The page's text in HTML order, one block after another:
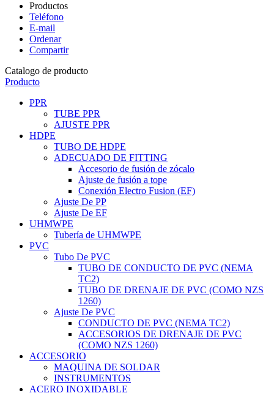
Productos
Teléfono
E-mail
Ordenar
Compartir
Catalogo de producto
Producto
PPR
TUBE PPR
AJUSTE PPR
HDPE
TUBO DE HDPE
ADECUADO DE FITTING
Accesorio de fusión de zócalo
Ajuste de fusión a tope
Conexión Electro Fusion (EF)
Ajuste De PP
Ajuste De EF
UHMWPE
Tubería de UHMWPE
PVC
Tubo De PVC
TUBO DE CONDUCTO DE PVC (NEMA
TC2)
TUBO DE DRENAJE DE PVC (COMO NZS
1260)
Ajuste De PVC
CONDUCTO DE PVC (NEMA TC2)
ACCESORIOS DE DRENAJE DE PVC
(COMO NZS 1260)
ACCESORIO
MAQUINA DE SOLDAR
INSTRUMENTOS
ACERO INOXIDABLE